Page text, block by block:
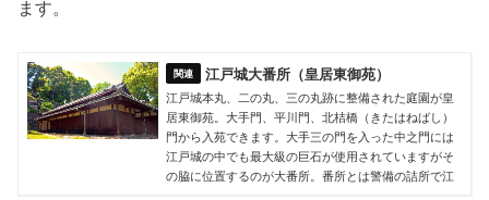
ます。
江戸城大番所（皇居東御苑）
江戸城本丸、二の丸、三の丸跡に整備された庭園が皇
居東御苑。大手門、平川門、北桔橋（きたはねばし）
門から入苑できます。大手三の門を入った中之門には
江戸城の中でも最大級の巨石が使用されていますがそ
の脇に位置するのが大番所。番所とは警備の詰所で江